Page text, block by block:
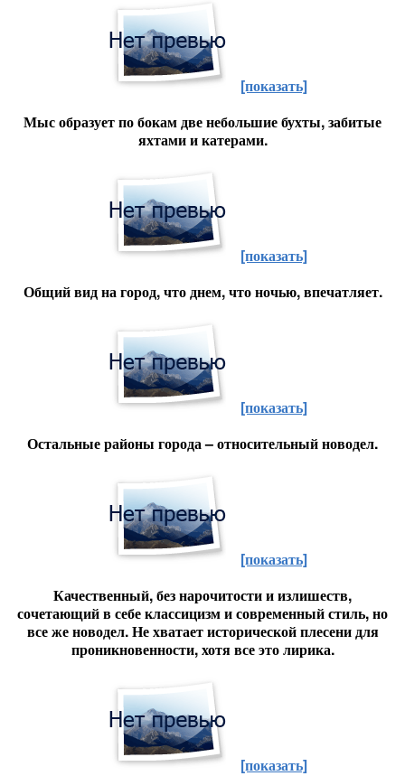
[показать]
Мыс образует по бокам две небольшие бухты, забитые
яхтами и катерами.
[показать]
Общий вид на город, что днем, что ночью, впечатляет.
[показать]
Остальные районы города – относительный новодел.
[показать]
Качественный, без нарочитости и излишеств,
сочетающий в себе классицизм и современный стиль, но
все же новодел. Не хватает исторической плесени для
проникновенности, хотя все это лирика.
[показать]